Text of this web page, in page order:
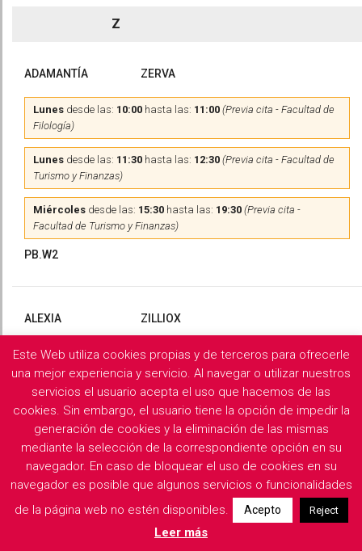
Z
ADAMANTÍA ZERVA
Lunes desde las: 10:00 hasta las: 11:00 (Previa cita - Facultad de
Filología)
Lunes desde las: 11:30 hasta las: 12:30 (Previa cita - Facultad de
Turismo y Finanzas)
Miércoles desde las: 15:30 hasta las: 19:30 (Previa cita -
Facultad de Turismo y Finanzas)
PB.W2
ALEXIA ZILLIOX
Martes yMiércolesdesde las:10:00hasta las:13:00 (Previa
cita)
PB.X2
Filología Griega y Latina
Descargar horarios de consulta del departamento
Este Web utiliza cookies propias y de terceros para ofrecerle
una mejor experiencia y servicio. Al navegar o utilizar nuestros
servicios el usuario acepta el uso que hacemos de las
cookies. Sin embargo, el usuario tiene la opción de impedir la
generación de cookies y la eliminación de las mismas
mediante la selección de la correspondiente opción en su
navegador. En caso de bloquear el uso de cookies en su
navegador es posible que algunos servicios o funcionalidades
de la página web no estén disponibles.
Acepto Reject
Leer más